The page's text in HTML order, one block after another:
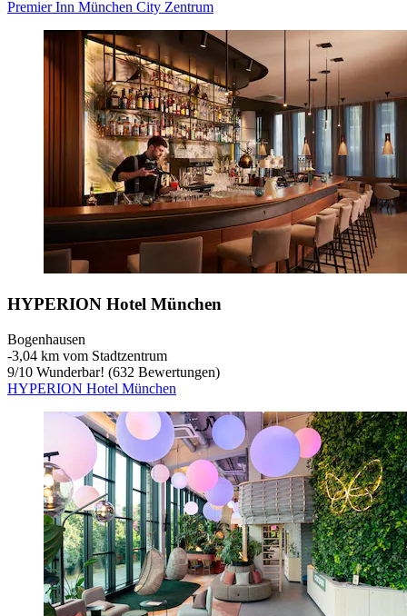
Premier Inn München City Zentrum
HYPERION Hotel München
Bogenhausen
‐3,04 km vom Stadtzentrum
9/10 Wunderbar! (632 Bewertungen)
HYPERION Hotel München